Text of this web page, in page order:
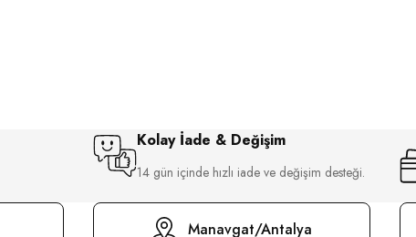
Kolay İade & Değişim
14 gün içinde hızlı iade ve değişim desteği.
Manavgat/Antalya